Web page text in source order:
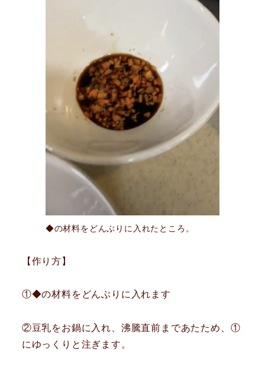
◆の材料をどんぶりに入れたところ。
【作り方】
①◆の材料をどんぶりに入れます
②豆乳をお鍋に入れ、沸騰直前まであたため、①
にゆっくりと注ぎます。